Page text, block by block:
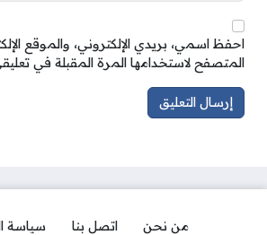
احفظ اسمي، بريدي الإلكتروني، والموقع
المتصفح لاستخدامها المرة المقبلة في
من نحن اتصل بنا
سياسة